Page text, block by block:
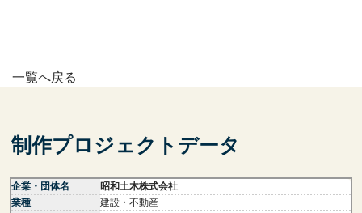
一覧へ戻る
制作プロジェクトデータ
企業・団体名
昭和土木株式会社
業種
建設・不動産